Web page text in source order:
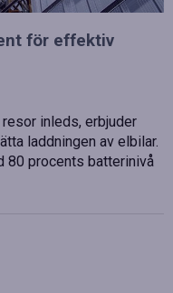
för effektiv
inleds, erbjuder
laddningen av elbilar.
80 procents batterinivå